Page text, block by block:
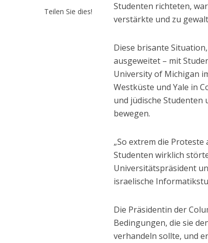
Teilen Sie dies!
Studenten richteten,
verstärkte und zu
Diese brisante
ausgeweitet – mit
University of Michigan
Westküste und Yale in
und jüdische Studenten
bewegen.
„So extrem die Proteste
Studenten wirklich
Universitätspräsident
israelische
Die Präsidentin der
Bedingungen, die sie
verhandeln sollte, und